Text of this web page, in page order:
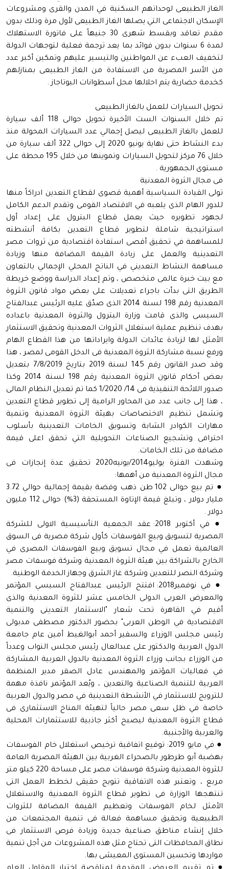
الغاز الطبيعى لوحداتهم السكنية في المدن والقرى ومشروعات
الإسكان الاجتماعى التي يصلها الغاز الطبيعى لأول مرة وذلك بدون
مقدم تعاقد وبقسط شهرى 30 جنيهاً على فاتورة الاستهلاك
لمدة 6 سنوات بدون فوائد بما يعد ترجمة فعلية لتوجهات الدولة
لتخفيف العبء عن المواطنين والتيسير عليهم وتمكين أكبر عدد
من الأسر المصرية من الاستفادة من الغاز الطبيعى بمنازلهم
كخدمة حضارية يتم احلالها محل أسطوانات البوتاجاز .
تحويل السيارات للعمل بالغاز الطبيعى
تم خلال السنوات الست الأخيرة تحويل حوالى 118 ألف سيارة
للعمل بالغاز الطبيعى ليصل إجمالي عدد السيارات المحولة منذ
بدء النشاط حتى نهاية يونيو 2020 إلى حوالى 322 ألف سيارة من
خلال 76 مركز لتحويل السيارات وتموينها من خلال 195 محطة على
مستوى الجمهورية .
فى مجال الثروة المعدنية
تولى القيادة السياسية أهمية قصوى لقطاع التعدين ادراكاً منها
للدور الهام الذى يلعبه في الاقتصاد القومى وتقدم الدعم الكامل
لجهود تطويره حيث يعمل قطاع البترول على إعداد أول
استراتيجية شاملة لتطوير قطاع التعدين بكافة أنشطته
للمساهمة في تحقيق أقصى استفادة اقتصادية من ثروات مصر
التعدينية والعمل على زيادة القيمة المضافة منها وزيادة
مساهمة النشاط التعديني في الناتج المحلي الإجمالي بالتعاون
مع بيت خبرة عالمى متخصص ، وتم إعداد الدراسة ووضع خريطة
الطريق التى بدأت باجراء تعديلات على بعض مواد قانون الثروة
المعدنية رقم 198 لسنة 2014 الذى صدّق عليه الرئيس عبدالفتاح
السيسى والذى قامت وزارة البترول والثروة المعدنية باعداده
بهدف تنظيم عملية استغلال الثروات المعدنية وتحقيق الاستثمار
الأمثل لها لزيادة عائدات الدولة وايراداتها من هذا القطاع الهام
ورفع نسبة مشاركة الثروة المعدنية فى الدخل القومى لمصر ، هذا
وقد صدر القانون رقم 145 لسنة 2019 بتاريخ 7/8/2019 بتعديل
بعض أحكام قانون الثروة المعدنية رقم 198 لسنة 2014 وكذا
صدور اللائحة التنفيذية فى 14/ 1/2020 كما تم تعديل النظام المالى
، هذا إلى جانب عدد من المحاور الرامية إلى تطوير قطاع التعدين
وتشمل تنظيم الاختصاصات بهيئة الثروة المعدنية وتنمية
مهارات الكوادر الشابة وتسويق الخامات التعدينية بأسلوب
احترافى وتشجيع الصناعات التحويلية التي تحقق اعلى قيمة
مضافة من تلك الخامات.
وشهدت الفترة يوليو2014/يونيه2020 تحقيق عدة إنجازات فى
مجال الثروة المعدنية من أهمها:
● تم بيع حوالى 102 طن ذهب وفضة بقيمة إجمالية حوالي 3.72
مليار دولار ، وتبلغ قيمة الإتاوة المستحقة (3%) حوالى 112 مليون
دولار .
● في أكتوبر 2018: عقد الجمعية التأسيسية الاولى للشركة
المصرية لتسويق وبيع الفوسفات كأول شركة مصرية فى السوق
العالمية تعمل في مجال تسويق وبيع الفوسفات المصرى في
الخارج بالشراكة بين هيئة الثروة المعدنية وشركة فوسفات مصر
وشركة النصر للتعدين وشركة غاز الشرق وجهاز الخدمة الوطنية.
● في نوفمبر2018: افتتح الرئيس عبدالفتاح السيسي المؤتمر
والمعرض العربى الدولى الخامس عشر للثروة المعدنية والذى
أقيم في القاهرة تحت شعار "الاستثمار التعدينى والتنمية
الاقتصادية في الوطن العربى" بحضور الدكتور مصطفى مدبولى
رئيس مجلس الوزراء والسفير أحمد أبوالغيط أمين عام جامعة
الدول العربية والدكتور على عبدالعال رئيس مجلس النواب وعدداً
من الوزراء بجانب وزراء الثروة المعدنية بالدول العربية المشاركة
في فعاليات المؤتمر والمهندس عادل الصقر مدير المنظمة
العربية للتنمية الصناعية والتعدين ، ويُعد المؤتمر نافذة مهمة
للترويج للاستثمار في الأنشطة التعدينية في مصر والدول العربية
خاصة في ظل سعى مصر حالياً لتهيئة المناخ الاستثمارى فى
قطاع الثروة المعدنية ليصبح أكثر جاذبية للاستثمارات المحلية
والعربية والأجنبية.
● في مايو 2019: توقيع اتفاقية ترخيص استغلال خام الفوسفات
بهضبة أبو طرطور بالصحراء الغربية بين الهيئة المصرية العامة
للثروة المعدنية وشركة فوسفات مصر على مساحة 220 كيلو متر
مربع ، وتعتبر هذه الاتفاقية تتويج حقيقى لخطط العمل التى
تنتهجها الوزارة فى تطوير قطاع الثروة المعدنية والاستغلال
الأمثل لخام الفوسفات وتعظيم القيمة المضافة للثروات
الطبيعية وتحقيق مساهمة فعالة فى تنمية المجتمعات من
خلال إنشاء مناطق صناعية جديدة وزيادة فرص الاستثمار فى
نطاق المحافظات التى تحتاج مثل هذه المشروعات من أجل تنمية
مواردها وتحسين المستوى المعيشى بها.